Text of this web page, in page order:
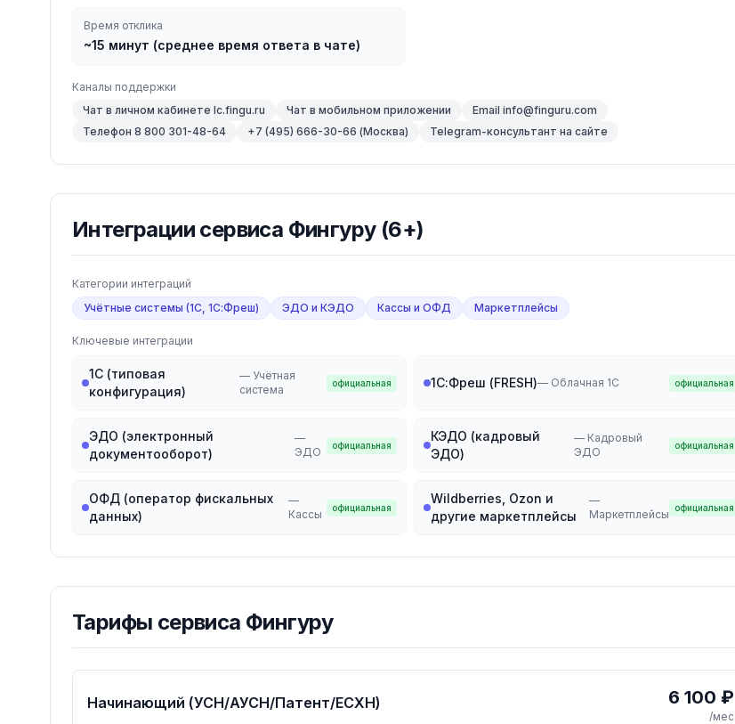
Время отклика
~15 минут (среднее время ответа в чате)
Каналы поддержки
Чат в личном кабинете lc.fingu.ru
Чат в мобильном приложении
Email info@finguru.com
Телефон 8 800 301-48-64
+7 (495) 666-30-66 (Москва) Telegram-консультант на сайте
Интеграции сервиса Фингуру(6+)
Категории интеграций
Учётные системы (1С, 1С:Фреш)
ЭДО и КЭДО Кассы и ОФД Маркетплейсы
Ключевые интеграции
1С (типовая
конфигурация)
— Учётная
система
официальная 1С:Фреш (FRESH)— Облачная 1С официальная
ЭДО (электронный
документооборот)
—
ЭДО
официальная
КЭДО (кадровый
ЭДО)
— Кадровый
ЭДО
официальная
ОФД (оператор фискальных
данных)
—
Кассы
официальная
Wildberries, Ozon и
другие маркетплейсы
—
Маркетплейсы
официальная
Тарифы сервиса Фингуру
Начинающий (УСН/АУСН/Патент/ЕСХН) 6 100 ₽
/мес